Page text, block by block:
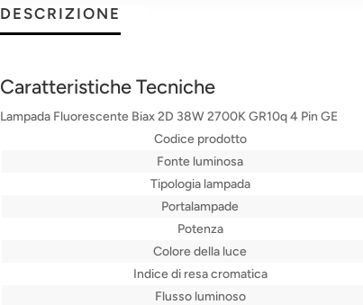
DESCRIZIONE
Caratteristiche Tecniche
Lampada Fluorescente Biax 2D 38W 2700K GR10q 4 Pin GE
Codice prodotto
Fonte luminosa
Tipologia lampada
Portalampade
Potenza
Colore della luce
Indice di resa cromatica
Flusso luminoso